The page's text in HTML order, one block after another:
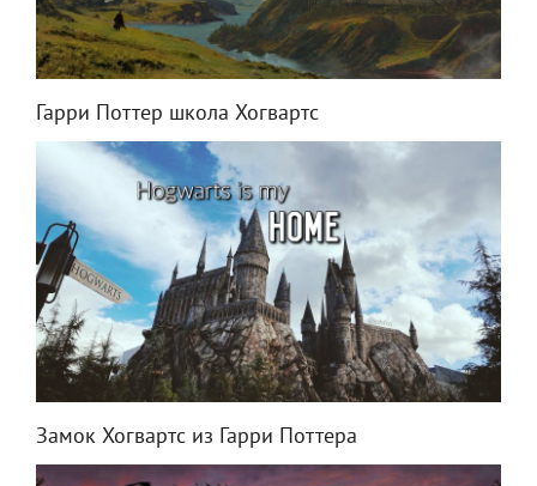
Гарри Поттер школа Хогвартс
Замок Хогвартс из Гарри Поттера